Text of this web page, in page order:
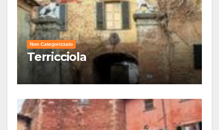
Non Categorizzato
Terricciola